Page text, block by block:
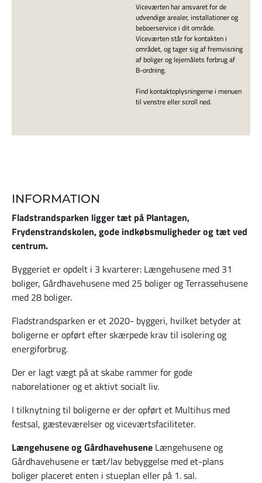
Viceværten har ansvaret for de
udvendige arealer, installationer og
beboerservice i dit område.
Viceværten står for kontakten i
området, og tager sig af fremvisning
af boliger og lejemålets forbrug af
B-ordning.
Find kontaktoplysningerne i menuen
til venstre eller scroll ned.
INFORMATION
Fladstrandsparken ligger tæt på Plantagen,
Frydenstrandskolen, gode indkøbsmuligheder og tæt ved
centrum.
Byggeriet er opdelt i 3 kvarterer: Længehusene med 31
boliger, Gårdhavehusene med 25 boliger og Terrassehusene
med 28 boliger.
Fladstrandsparken er et 2020- byggeri, hvilket betyder at
boligerne er opført efter skærpede krav til isolering og
energiforbrug.
Der er lagt vægt på at skabe rammer for gode
naborelationer og et aktivt socialt liv.
I tilknytning til boligerne er der opført et Multihus med
festsal, gæsteværelser og viceværtsfaciliteter.
Længehusene og Gårdhavehusene Længehusene og
Gårdhavehusene er tæt/lav bebyggelse med et-plans
boliger placeret enten i stueplan eller på 1. sal.